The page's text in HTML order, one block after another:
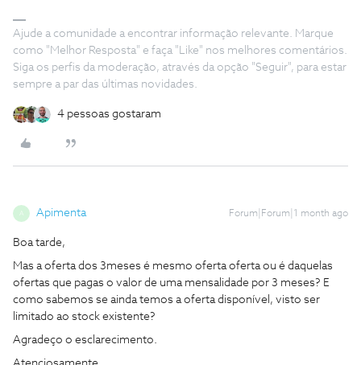
Ajude a comunidade a encontrar informação relevante. Marque
como "Melhor Resposta" e faça "Like" nos melhores comentários.
Siga os perfis da moderação, através da opção "Seguir", para estar
sempre a par das últimas novidades.
4 pessoas gostaram
A Apimenta Forum|Forum|1 month ago
Boa tarde,
Mas a oferta dos 3meses é mesmo oferta oferta ou é daquelas
ofertas que pagas o valor de uma mensalidade por 3 meses? E
como sabemos se ainda temos a oferta disponível, visto ser
limitado ao stock existente?
Agradeço o esclarecimento.